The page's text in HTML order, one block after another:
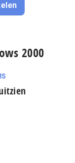
2000